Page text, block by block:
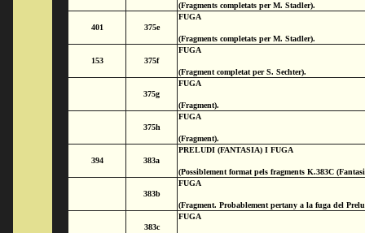
(Fragments completats per M. Stadler).
401 375e
FUGA
(Fragments completats per M. Stadler).
153 375f
FUGA
(Fragment completat per S. Sechter).
375g
FUGA
(Fragment).
375h
FUGA
(Fragment).
394 383a
PRELUDI (FANTASIA) I FUGA
(Possiblement format pels fragments K.383C
383b
FUGA
(Fragment. Probablement pertany a la fuga del
383c
FUGA